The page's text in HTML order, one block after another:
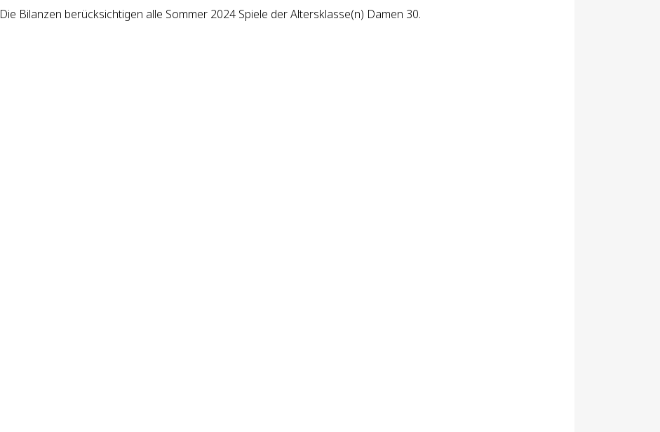
Die Bilanzen berücksichtigen alle Sommer 2024 Spiele der Altersklasse(n) Damen 30.